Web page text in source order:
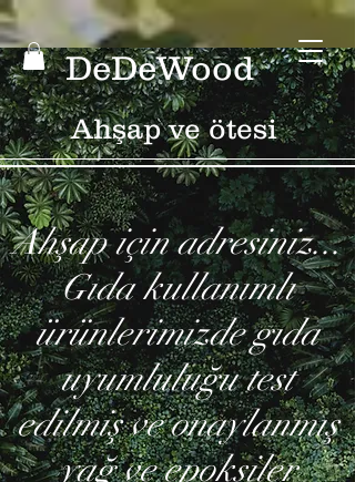
DeDeWood
Ahşap ve ötesi
Ahşap için adresiniz...
Gıda kullanımlı
ürünlerimizde gıda
uyumluluğu test
edilmiş ve onaylanmış
yağ ve epoksiler